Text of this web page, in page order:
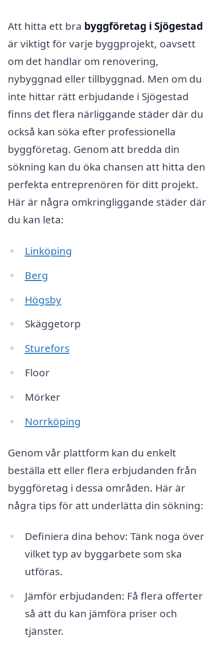
Att hitta ett bra byggföretag i Sjögestad
är viktigt för varje byggprojekt, oavsett
om det handlar om renovering,
nybyggnad eller tillbyggnad. Men om du
inte hittar rätt erbjudande i Sjögestad
finns det flera närliggande städer där du
också kan söka efter professionella
byggföretag. Genom att bredda din
sökning kan du öka chansen att hitta den
perfekta entreprenören för ditt projekt.
Här är några omkringliggande städer där
du kan leta:
Linköping
Berg
Högsby
Skäggetorp
Sturefors
Floor
Mörker
Norrköping
Genom vår plattform kan du enkelt
beställa ett eller flera erbjudanden från
byggföretag i dessa områden. Här är
några tips för att underlätta din sökning:
Definiera dina behov: Tänk noga över
vilket typ av byggarbete som ska
utföras.
Jämför erbjudanden: Få flera offerter
så att du kan jämföra priser och
tjänster.